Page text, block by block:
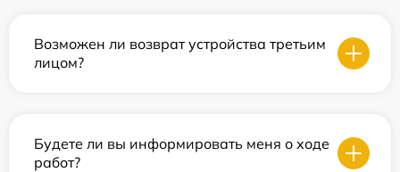
Возможен ли возврат устройства третьим
лицом?
Будете ли вы информировать меня о ходе
работ?